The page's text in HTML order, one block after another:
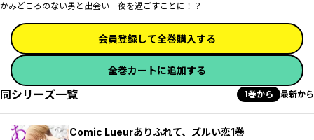
かみどころのない男と出会い一夜を過ごすことに――！？
会員登録して全巻購入する
全巻カートに追加する
同シリーズ一覧 1巻から 最新から
Comic Lueurありふれて、ズルい恋1巻